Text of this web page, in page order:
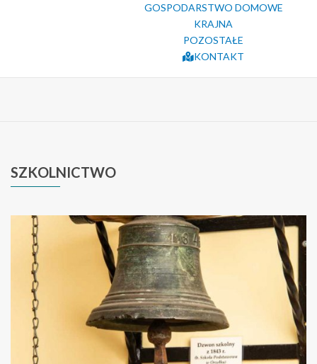
GOSPODARSTWO DOMOWE
KRAJNA
POZOSTAŁE
KONTAKT
SZKOLNICTWO